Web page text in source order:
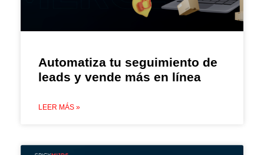
Automatiza tu seguimiento de
leads y vende más en línea
LEER MÁS »